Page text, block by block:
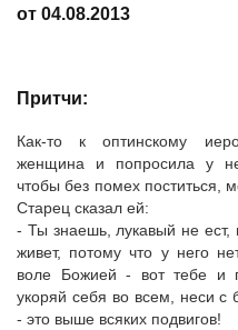
от 04.08.2013
Притчи:
Как-то к оптинскому
женщина и попросила у
чтобы без помех поститься,
Старец сказал ей:
- Ты знаешь, лукавый не ест,
живет, потому что у него
воле Божией - вот тебе и
укоряй себя во всем, неси с
- это выше всяких подвигов!